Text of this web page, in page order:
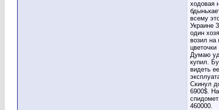
ходовая
всему
Украине
один
возил на
Думаю
купил.
видеть
Скинул
6900$. На
460000.